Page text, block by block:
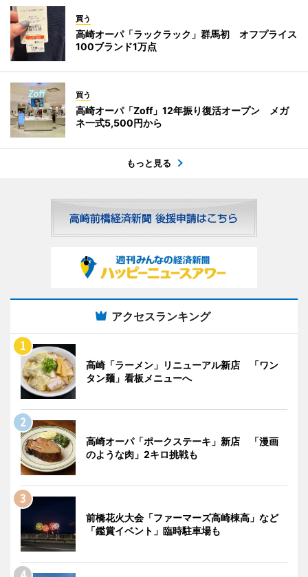
買う
高崎オーパ「ラックラック」群馬初 オフプライス
100ブランド1万点
買う
高崎オーパ「Zoff」12年振り復活オープン メガ
ネ一式5,500円から
もっと見る
アクセスランキング
高崎「ラーメン」リニューアル新店 「ワン
タン麺」看板メニューへ
高崎オーパ「ポークステーキ」新店 「漫画
のような肉」2キロ挑戦も
前橋花火大会「ファーマーズ高崎棟高」など
「鑑賞イベント」臨時駐車場も